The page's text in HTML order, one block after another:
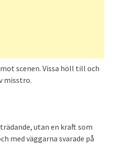
scenen. Vissa höll till och
misstro.
utan en kraft som
med väggarna svarade på